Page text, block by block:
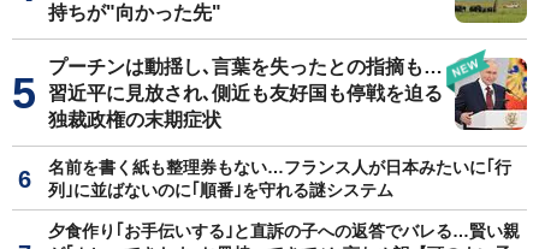
持ちが"向かった先"
プーチンは動揺し､言葉を失ったとの指摘も…
習近平に見放され､側近も友好国も停戦を迫る
独裁政権の末期症状
名前を書く紙も整理券もない…フランス人が日本みたいに｢行
列｣に並ばないのに｢順番｣を守れる謎システム
夕食作り｢お手伝いする｣と直訴の子への返答でバレる…賢い親